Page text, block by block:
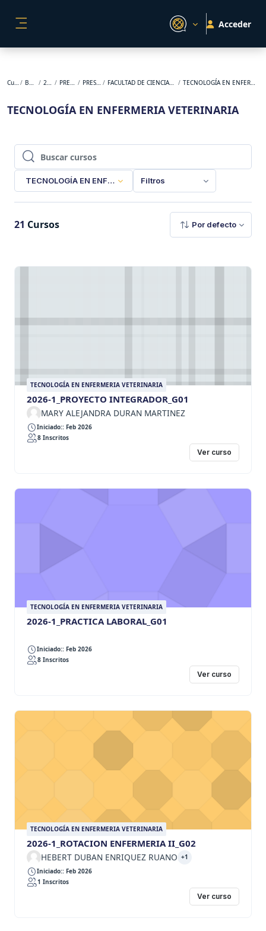
Acceder
Cursos BACKUP 2026-1 PREGRADO PRESENCIAL FACULTAD DE CIENCIAS AGROPECUARIAS TECNOLOGÍA EN ENFERMERIA VETERINARIA
TECNOLOGÍA EN ENFERMERIA VETERINARIA
Buscar cursos
Buscar cursos
TECNOLOGÍA EN ENFERMERIA VETERINARIA
Filtros
21 Cursos Por defecto
TECNOLOGÍA EN ENFERMERIA VETERINARIA
2026-1_PROYECTO INTEGRADOR_G01
MARY ALEJANDRA DURAN MARTINEZ
Iniciado:: Feb 2026
8 Inscritos
Ver curso
TECNOLOGÍA EN ENFERMERIA VETERINARIA
2026-1_PRACTICA LABORAL_G01
Iniciado:: Feb 2026
8 Inscritos
Ver curso
TECNOLOGÍA EN ENFERMERIA VETERINARIA
2026-1_ROTACION ENFERMERIA II_G02
HEBERT DUBAN ENRIQUEZ RUANO +1
Iniciado:: Feb 2026
1 Inscritos
Ver curso